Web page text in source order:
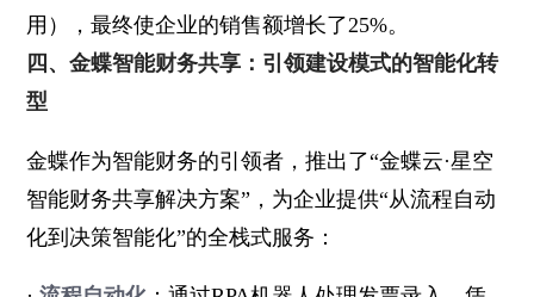
用），最终使企业的销售额增长了25%。
四、金蝶智能财务共享：引领建设模式的智能化转
型
金蝶作为智能财务的引领者，推出了“金蝶云·星空
智能财务共享解决方案”，为企业提供“从流程自动
化到决策智能化”的全栈式服务：